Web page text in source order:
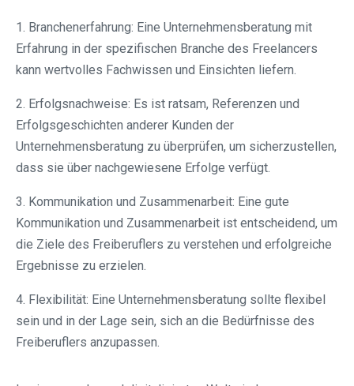
1. Branchenerfahrung: Eine Unternehmensberatung mit
Erfahrung in der spezifischen Branche des Freelancers
kann wertvolles Fachwissen und Einsichten liefern.
2. Erfolgsnachweise: Es ist ratsam, Referenzen und
Erfolgsgeschichten anderer Kunden der
Unternehmensberatung zu überprüfen, um sicherzustellen,
dass sie über nachgewiesene Erfolge verfügt.
3. Kommunikation und Zusammenarbeit: Eine gute
Kommunikation und Zusammenarbeit ist entscheidend, um
die Ziele des Freiberuflers zu verstehen und erfolgreiche
Ergebnisse zu erzielen.
4. Flexibilität: Eine Unternehmensberatung sollte flexibel
sein und in der Lage sein, sich an die Bedürfnisse des
Freiberuflers anzupassen.